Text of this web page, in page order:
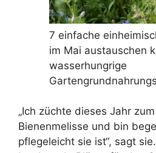
7 einfache
im Mai austauschen
wasserhungrige
„Ich züchte dieses Jahr
Bienenmelisse und bin
pflegeleicht sie ist“, sagt